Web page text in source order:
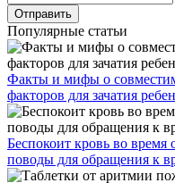
Популярные статьи
Факты и мифы о
факторов для зачатия
Беспокоит кровь во
поводы для обращения к